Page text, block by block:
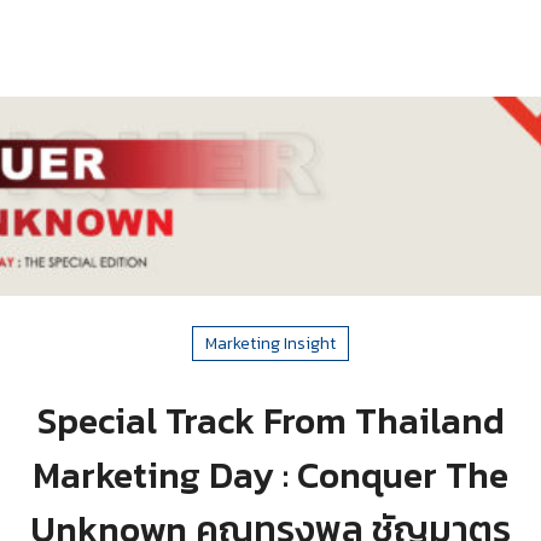
Marketing Insight
Special Track From Thailand
Marketing Day : Conquer The
Unknown คุณทรงพล ชัญมาตร